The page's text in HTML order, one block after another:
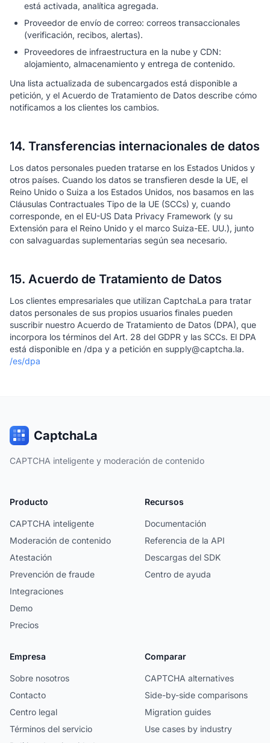
está activada, analítica agregada.
Proveedor de envío de correo: correos transaccionales
(verificación, recibos, alertas).
Proveedores de infraestructura en la nube y CDN:
alojamiento, almacenamiento y entrega de contenido.
Una lista actualizada de subencargados está disponible a
petición, y el Acuerdo de Tratamiento de Datos describe cómo
notificamos a los clientes los cambios.
14. Transferencias internacionales de datos
Los datos personales pueden tratarse en los Estados Unidos y
otros países. Cuando los datos se transfieren desde la UE, el
Reino Unido o Suiza a los Estados Unidos, nos basamos en las
Cláusulas Contractuales Tipo de la UE (SCCs) y, cuando
corresponde, en el EU-US Data Privacy Framework (y su
Extensión para el Reino Unido y el marco Suiza-EE. UU.), junto
con salvaguardas suplementarias según sea necesario.
15. Acuerdo de Tratamiento de Datos
Los clientes empresariales que utilizan CaptchaLa para tratar
datos personales de sus propios usuarios finales pueden
suscribir nuestro Acuerdo de Tratamiento de Datos (DPA), que
incorpora los términos del Art. 28 del GDPR y las SCCs. El DPA
está disponible en /dpa y a petición en supply@captcha.la.
/es/dpa
CaptchaLa
CAPTCHA inteligente y moderación de contenido
Producto
CAPTCHA inteligente
Moderación de contenido
Atestación
Prevención de fraude
Integraciones
Demo
Precios
Recursos
Documentación
Referencia de la API
Descargas del SDK
Centro de ayuda
Empresa
Sobre nosotros
Contacto
Centro legal
Términos del servicio
Comparar
CAPTCHA alternatives
Side-by-side comparisons
Migration guides
Use cases by industry